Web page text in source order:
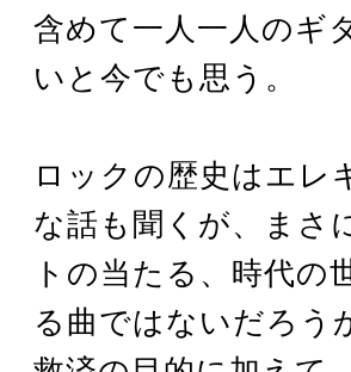
含めて一人一人のギ
いと今でも思う。
ロックの歴史はエ
な話も聞くが、まさ
トの当たる、時代の
る曲ではないだろう